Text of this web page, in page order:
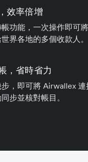
效率倍增
功能，一次操作即可
界各地的多個收款人。
，省時省力
步，即可將 Airwallex
步並核對帳目。